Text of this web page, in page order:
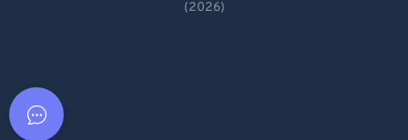
Español
(2026)